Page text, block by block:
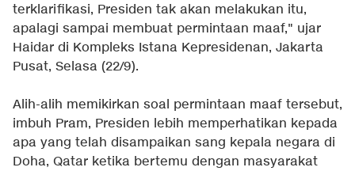
terklarifikasi, Presiden tak akan melakukan itu,
apalagi sampai membuat permintaan maaf," ujar
Haidar di Kompleks Istana Kepresidenan, Jakarta
Pusat, Selasa (22/9).
Alih-alih memikirkan soal permintaan maaf tersebut,
imbuh Pram, Presiden lebih memperhatikan kepada
apa yang telah disampaikan sang kepala negara di
Doha, Qatar ketika bertemu dengan masyarakat